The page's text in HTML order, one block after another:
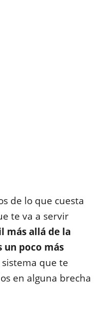
de lo que cuesta
te va a servir
más allá de la
un poco más
que te
en alguna brecha